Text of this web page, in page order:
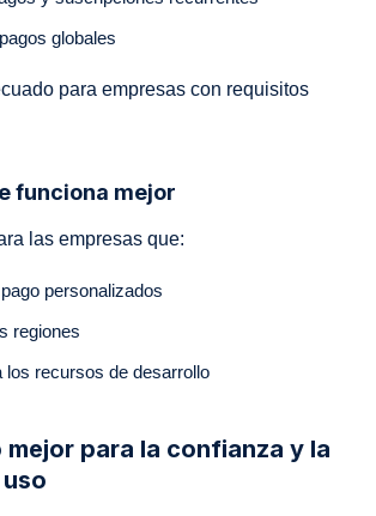
globales
para empresas con requisitos
funciona mejor
las empresas que:
personalizados
regiones
los recursos de desarrollo
mejor para la confianza y la